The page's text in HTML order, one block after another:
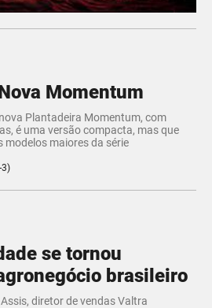
Momentum
Plantadeira Momentum, com
é uma versão compacta, mas que
maiores da série
3)
se tornou
brasileiro
diretor de vendas Valtra